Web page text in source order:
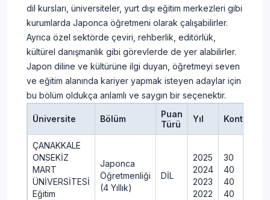
dil kursları, üniversiteler, yurt dışı eğitim merkezleri gibi
kurumlarda Japonca öğretmeni olarak çalışabilirler.
Ayrıca özel sektörde çeviri, rehberlik, editörlük,
kültürel danışmanlık gibi görevlerde de yer alabilirler.
Japon diline ve kültürüne ilgi duyan, öğretmeyi seven
ve eğitim alanında kariyer yapmak isteyen adaylar için
bu bölüm oldukça anlamlı ve saygın bir seçenektir.
Üniversite Bölüm
Puan
Türü
Yıl Kontenjan
ÇANAKKALE
ONSEKİZ
MART
ÜNİVERSİTESİ
Eğitim
Japonca
Öğretmenliği
(4 Yıllık)
DİL
2025
2024
2023
2022
30
40
40
40